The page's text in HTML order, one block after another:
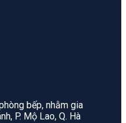
bếp, nhằm gia
P. Mộ Lao, Q. Hà